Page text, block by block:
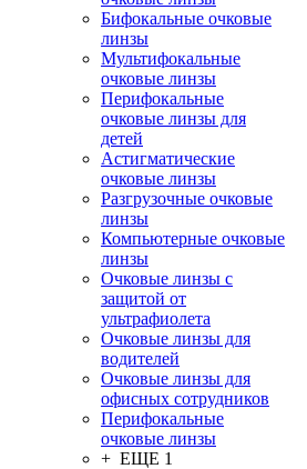
Бифокальные очковые
линзы
Мультифокальные
очковые линзы
Перифокальные
очковые линзы для
детей
Астигматические
очковые линзы
Разгрузочные очковые
линзы
Компьютерные очковые
линзы
Очковые линзы с
защитой от
ультрафиолета
Очковые линзы для
водителей
Очковые линзы для
офисных сотрудников
Перифокальные
очковые линзы
+ ЕЩЕ 1